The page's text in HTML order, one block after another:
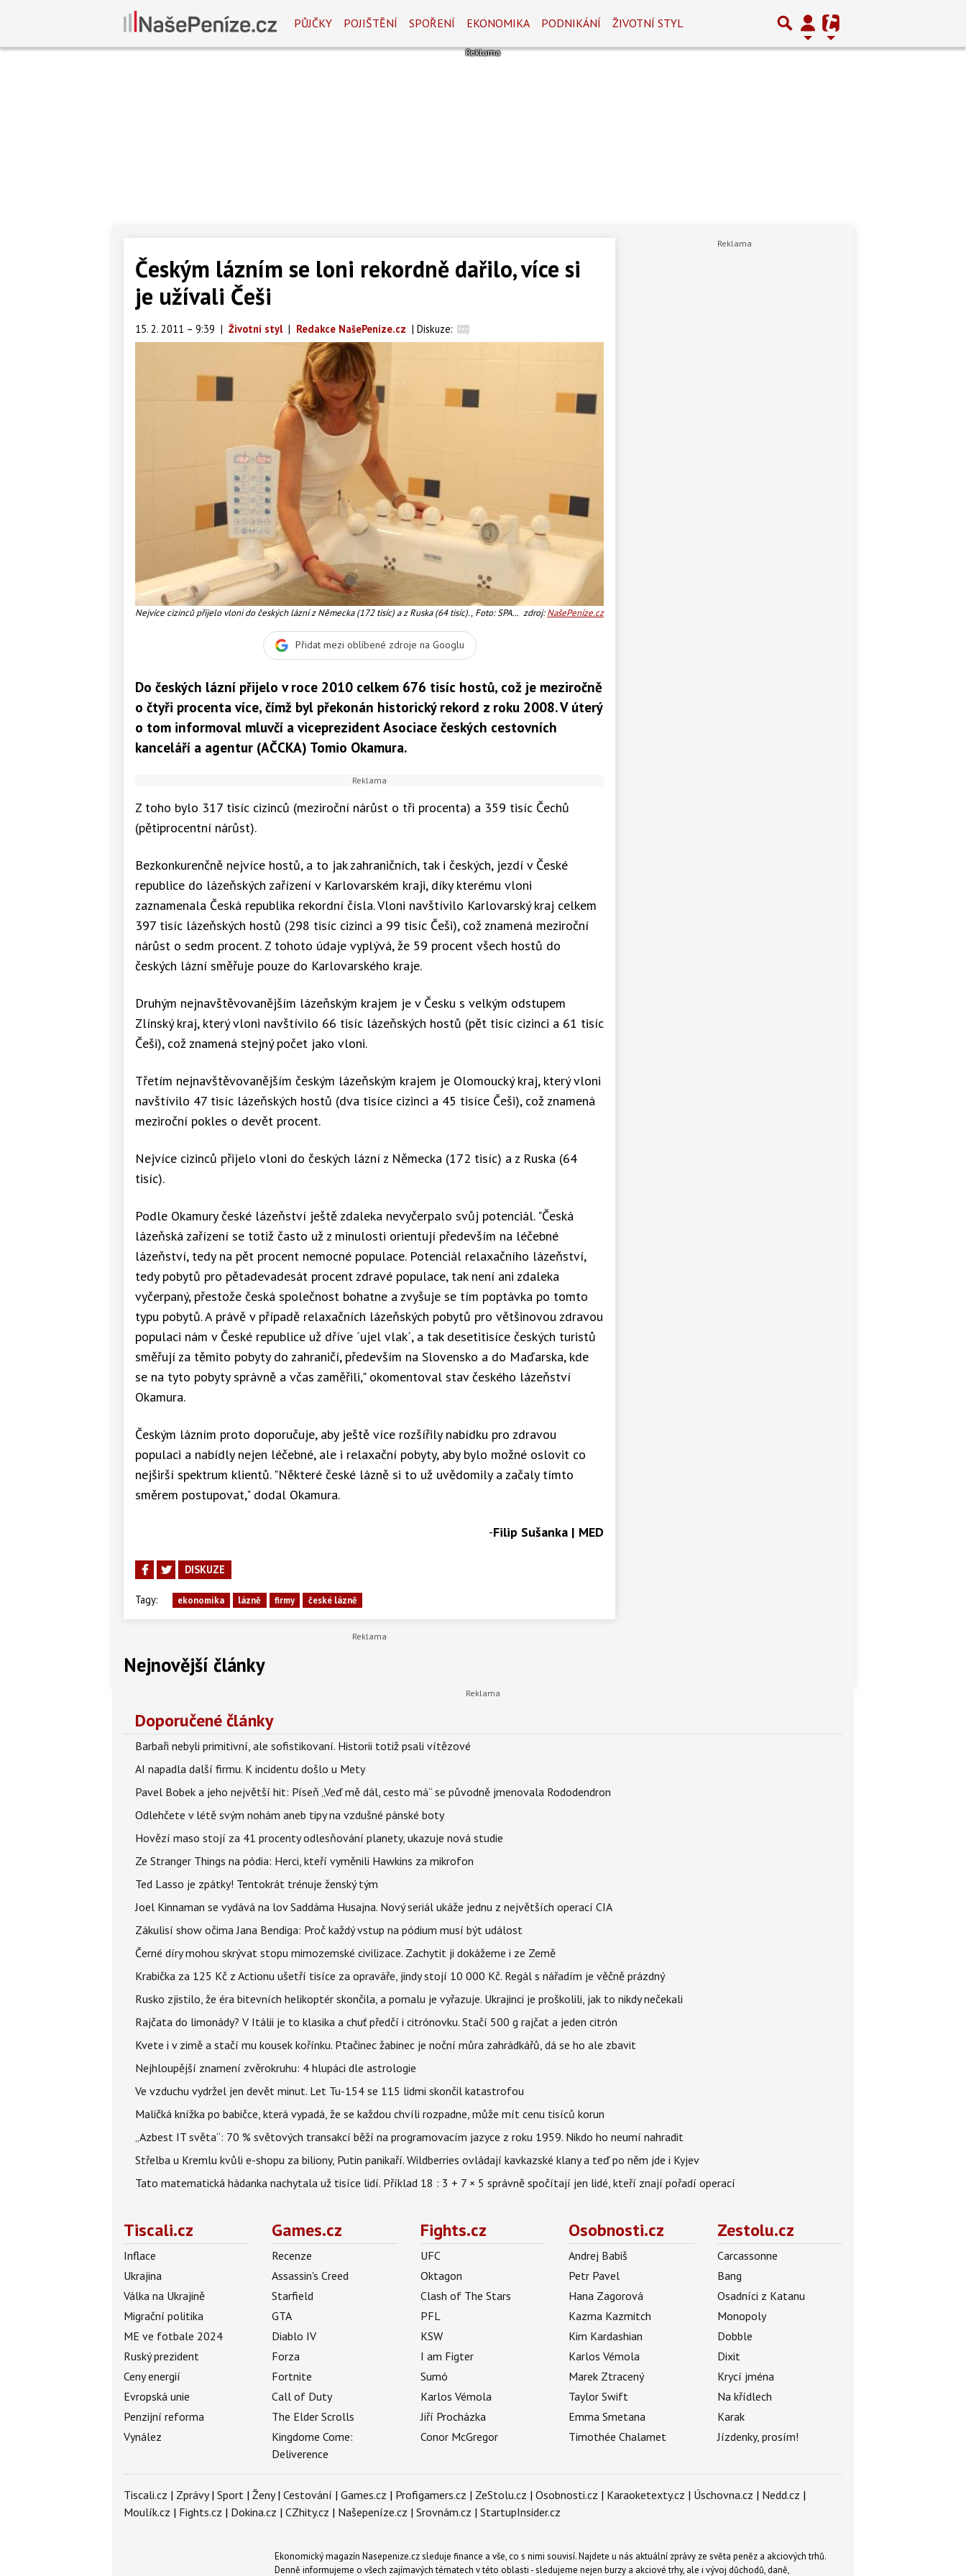
PŮJČKY POJIŠTĚNÍ SPOŘENÍ EKONOMIKA PODNIKÁNÍ ŽIVOTNÍ STYL
Českým lázním se loni rekordně dařilo, více si
je užívali Češi
15. 2. 2011 – 9:39 | Životní styl | Redakce NašePeníze.cz | Diskuze:
Nejvíce cizinců přijelo vloni do českých lázní z Německa (172 tisíc) a z Ruska (64 tisíc)., Foto: SPA
zdroj:NašePeníze.cz
Přidat mezi oblíbené zdroje na Googlu
Do českých lázní přijelo v roce 2010 celkem 676 tisíc hostů, což je meziročně
o čtyři procenta více, čímž byl překonán historický rekord z roku 2008. V úterý
o tom informoval mluvčí a viceprezident Asociace českých cestovních
kanceláří a agentur (AČCKA) Tomio Okamura.
Z toho bylo 317 tisíc cizinců (meziroční nárůst o tři procenta) a 359 tisíc Čechů
(pětiprocentní nárůst).
Bezkonkurenčně nejvíce hostů, a to jak zahraničních, tak i českých, jezdí v České
republice do lázeňských zařízení v Karlovarském kraji, díky kterému vloni
zaznamenala Česká republika rekordní čísla. Vloni navštívilo Karlovarský kraj celkem
397 tisíc lázeňských hostů (298 tisíc cizinci a 99 tisíc Češi), což znamená meziroční
nárůst o sedm procent. Z tohoto údaje vyplývá, že 59 procent všech hostů do
českých lázní směřuje pouze do Karlovarského kraje.
Druhým nejnavštěvovanějším lázeňským krajem je v Česku s velkým odstupem
Zlínský kraj, který vloni navštívilo 66 tisíc lázeňských hostů (pět tisíc cizinci a 61 tisíc
Češi), což znamená stejný počet jako vloni.
Třetím nejnavštěvovanějším českým lázeňským krajem je Olomoucký kraj, který vloni
navštívilo 47 tisíc lázeňských hostů (dva tisíce cizinci a 45 tisíce Češi), což znamená
meziroční pokles o devět procent.
Nejvíce cizinců přijelo vloni do českých lázní z Německa (172 tisíc) a z Ruska (64
tisíc).
Podle Okamury české lázeňství ještě zdaleka nevyčerpalo svůj potenciál. "Česká
lázeňská zařízení se totiž často už z minulosti orientují především na léčebné
lázeňství, tedy na pět procent nemocné populace. Potenciál relaxačního lázeňství,
tedy pobytů pro pětadevadesát procent zdravé populace, tak není ani zdaleka
vyčerpaný, přestože česká společnost bohatne a zvyšuje se tím poptávka po tomto
typu pobytů. A právě v případě relaxačních lázeňských pobytů pro většinovou zdravou
populaci nám v České republice už dříve ´ujel vlak´, a tak desetitisíce českých turistů
směřují za těmito pobyty do zahraničí, především na Slovensko a do Maďarska, kde
se na tyto pobyty správně a včas zaměřili," okomentoval stav českého lázeňství
Okamura.
Českým lázním proto doporučuje, aby ještě více rozšířily nabídku pro zdravou
populaci a nabídly nejen léčebné, ale i relaxační pobyty, aby bylo možné oslovit co
nejširší spektrum klientů. "Některé české lázně si to už uvědomily a začaly tímto
směrem postupovat," dodal Okamura.
-Filip Sušanka | MED
DISKUZE
Tagy: ekonomika lázně firmy české lázně
Nejnovější články
Doporučené články
Barbaři nebyli primitivní, ale sofistikovaní. Historii totiž psali vítězové
AI napadla další firmu. K incidentu došlo u Mety
Pavel Bobek a jeho největší hit: Píseň „Veď mě dál, cesto má“ se původně jmenovala Rododendron
Odlehčete v létě svým nohám aneb tipy na vzdušné pánské boty
Hovězí maso stojí za 41 procenty odlesňování planety, ukazuje nová studie
Ze Stranger Things na pódia: Herci, kteří vyměnili Hawkins za mikrofon
Ted Lasso je zpátky! Tentokrát trénuje ženský tým
Joel Kinnaman se vydává na lov Saddáma Husajna. Nový seriál ukáže jednu z největších operací CIA
Zákulisí show očima Jana Bendiga: Proč každý vstup na pódium musí být událost
Černé díry mohou skrývat stopu mimozemské civilizace. Zachytit ji dokážeme i ze Země
Krabička za 125 Kč z Actionu ušetří tisíce za opraváře, jindy stojí 10 000 Kč. Regál s nářadím je věčně prázdný
Rusko zjistilo, že éra bitevních helikoptér skončila, a pomalu je vyřazuje. Ukrajinci je proškolili, jak to nikdy nečekali
Rajčata do limonády? V Itálii je to klasika a chuť předčí i citrónovku. Stačí 500 g rajčat a jeden citrón
Kvete i v zimě a stačí mu kousek kořínku. Ptačinec žabinec je noční můra zahrádkářů, dá se ho ale zbavit
Nejhloupější znamení zvěrokruhu: 4 hlupáci dle astrologie
Ve vzduchu vydržel jen devět minut. Let Tu-154 se 115 lidmi skončil katastrofou
Maličká knížka po babičce, která vypadá, že se každou chvíli rozpadne, může mít cenu tisíců korun
„Azbest IT světa“: 70 % světových transakcí běží na programovacím jazyce z roku 1959. Nikdo ho neumí nahradit
Střelba u Kremlu kvůli e-shopu za biliony, Putin panikaří. Wildberries ovládají kavkazské klany a teď po něm jde i Kyjev
Tato matematická hádanka nachytala už tisíce lidí. Příklad 18 : 3 + 7 × 5 správně spočítají jen lidé, kteří znají pořadí operací
Tiscali.cz
Inflace
Ukrajina
Válka na Ukrajině
Migrační politika
ME ve fotbale 2024
Ruský prezident
Ceny energií
Evropská unie
Penzijní reforma
Vynález
Games.cz
Recenze
Assassin's Creed
Starfield
GTA
Diablo IV
Forza
Fortnite
Call of Duty
The Elder Scrolls
Kingdome Come:
Deliverence
Fights.cz
UFC
Oktagon
Clash of The Stars
PFL
KSW
I am Figter
Sumó
Karlos Vémola
Jiří Procházka
Conor McGregor
Osobnosti.cz
Andrej Babiš
Petr Pavel
Hana Zagorová
Kazma Kazmitch
Kim Kardashian
Karlos Vémola
Marek Ztracený
Taylor Swift
Emma Smetana
Timothée Chalamet
Zestolu.cz
Carcassonne
Bang
Osadníci z Katanu
Monopoly
Dobble
Dixit
Krycí jména
Na křídlech
Karak
Jízdenky, prosím!
Tiscali.cz | Zprávy| Sport | Ženy| Cestování | Games.cz | Profigamers.cz | ZeStolu.cz | Osobnosti.cz | Karaoketexty.cz | Úschovna.cz | Nedd.cz |
Moulík.cz | Fights.cz | Dokina.cz | CZhity.cz | Našepeníze.cz | Srovnám.cz | StartupInsider.cz
Ekonomický magazín Nasepenize.cz sleduje finance a vše, co s nimi souvisí. Najdete u nás aktuální zprávy ze světa peněz a akciových trhů.
Denně informujeme o všech zajímavých tématech v této oblasti - sledujeme nejen burzy a akciové trhy, ale i vývoj důchodů, daně,